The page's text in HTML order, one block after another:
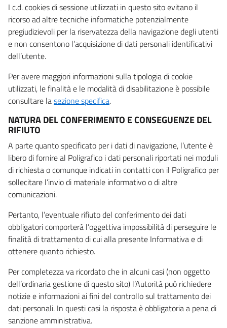
I c.d. cookies di sessione utilizzati in questo sito evitano il
ricorso ad altre tecniche informatiche potenzialmente
pregiudizievoli per la riservatezza della navigazione degli utenti
e non consentono l’acquisizione di dati personali identificativi
dell’utente.
Per avere maggiori informazioni sulla tipologia di cookie
utilizzati, le finalità e le modalità di disabilitazione è possibile
consultare lasezione specifica.
NATURA DEL CONFERIMENTO E CONSEGUENZE DEL
RIFIUTO
A parte quanto specificato per i dati di navigazione, l’utente è
libero di fornire al Poligrafico i dati personali riportati nei moduli
di richiesta o comunque indicati in contatti con il Poligrafico per
sollecitare l’invio di materiale informativo o di altre
comunicazioni.
Pertanto, l’eventuale rifiuto del conferimento dei dati
obbligatori comporterà l’oggettiva impossibilità di perseguire le
finalità di trattamento di cui alla presente Informativa e di
ottenere quanto richiesto.
Per completezza va ricordato che in alcuni casi (non oggetto
dell’ordinaria gestione di questo sito) l’Autorità può richiedere
notizie e informazioni ai fini del controllo sul trattamento dei
dati personali. In questi casi la risposta è obbligatoria a pena di
sanzione amministrativa.